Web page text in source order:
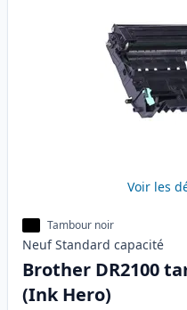
Voir les
Tambour noir
Neuf Standard capacité
Brother DR2100
(Ink Hero)